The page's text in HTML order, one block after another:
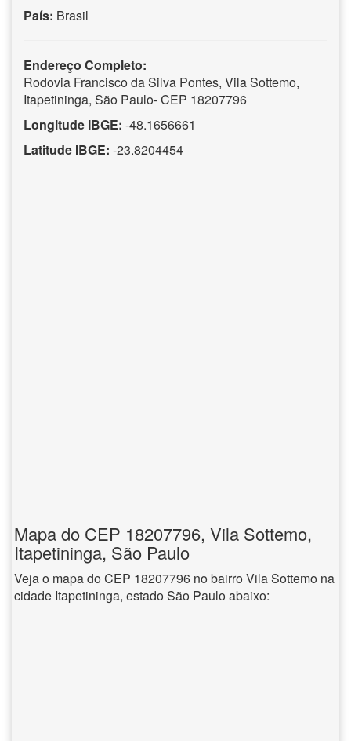
País: Brasil
Endereço Completo:
Rodovia Francisco da Silva Pontes, Vila Sottemo,
Itapetininga, São Paulo- CEP 18207796
Longitude IBGE: -48.1656661
Latitude IBGE: -23.8204454
Mapa do CEP 18207796, Vila Sottemo,
Itapetininga, São Paulo
Veja o mapa do CEP 18207796 no bairro Vila Sottemo na
cidade Itapetininga, estado São Paulo abaixo: